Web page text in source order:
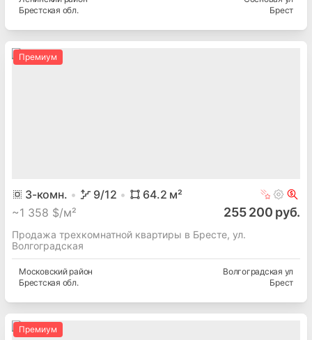
Брестская обл.
Брест
Премиум
3-комн. 9/12 64.2 м²
~1 358 $/м² 255 200 руб.
Продажа трехкомнатной квартиры в Бресте, ул.
Волгоградская
Московскийрайон
Брестская обл.
Волгоградская ул
Брест
Премиум